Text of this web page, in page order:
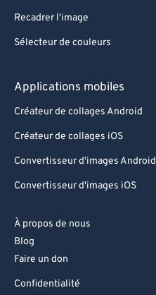
Recadrer l'image
Sélecteur de couleurs
Applications mobiles
Créateur de collages Android
Créateur de collages iOS
Convertisseur d'images Android
Convertisseur d'images iOS
À propos de nous
Blog
Faire un don
Confidentialité